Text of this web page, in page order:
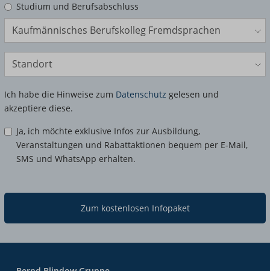
Studium und Berufsabschluss
Bildungsangebot
Standort
Ich habe die Hinweise zum Datenschutz gelesen und
akzeptiere diese.
Ja, ich möchte exklusive Infos zur Ausbildung,
Veranstaltungen und Rabattaktionen bequem per E-Mail,
SMS und WhatsApp erhalten.
Zum kostenlosen Infopaket